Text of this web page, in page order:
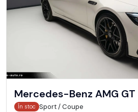
Mercedes-Benz AMG
În stoc Sport / Coupe